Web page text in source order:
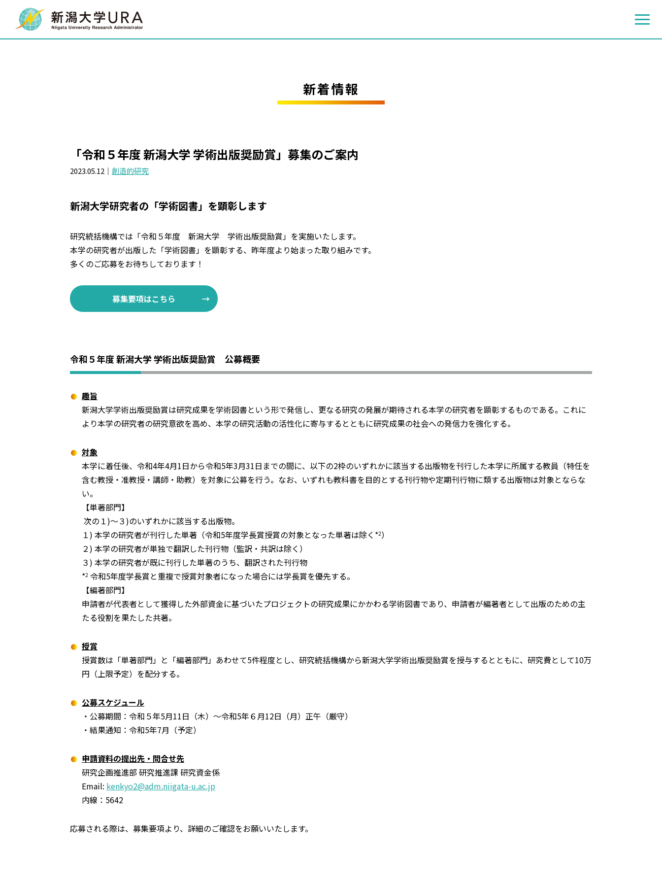
新着情報
「令和５年度 新潟大学 学術出版奨励賞」募集のご案内
2023.05.12｜ 創造的研究
新潟大学研究者の「学術図書」を顕彰します
研究統括機構では「令和５年度 新潟大学 学術出版奨励賞」を実施いたします。
本学の研究者が出版した「学術図書」を顕彰する、昨年度より始まった取り組みです。
多くのご応募をお待ちしております！
募集要項はこちら
令和５年度 新潟大学 学術出版奨励賞 公募概要
趣旨
新潟大学学術出版奨励賞は研究成果を学術図書という形で発信し、更なる研究の発展が期待される本学の研究者を顕彰するものである。これに
より本学の研究者の研究意欲を高め、本学の研究活動の活性化に寄与するとともに研究成果の社会への発信力を強化する。
対象
本学に着任後、令和4年4月1日から令和5年3月31日までの間に、以下の2枠のいずれかに該当する出版物を刊行した本学に所属する教員（特任を
含む教授・准教授・講師・助教）を対象に公募を行う。なお、いずれも教科書を目的とする刊行物や定期刊行物に類する出版物は対象とならな
い。
【単著部門】
次の１)～３)のいずれかに該当する出版物。
１) 本学の研究者が刊行した単著（令和5年度学長賞授賞の対象となった単著は除く*2）
２) 本学の研究者が単独で翻訳した刊行物（監訳・共訳は除く）
３) 本学の研究者が既に刊行した単著のうち、翻訳された刊行物
*2 令和5年度学長賞と重複で授賞対象者になった場合には学長賞を優先する。
【編著部門】
申請者が代表者として獲得した外部資金に基づいたプロジェクトの研究成果にかかわる学術図書であり、申請者が編著者として出版のための主
たる役割を果たした共著。
授賞
授賞数は「単著部門」と「編著部門」あわせて5件程度とし、研究統括機構から新潟大学学術出版奨励賞を授与するとともに、研究費として10万
円（上限予定）を配分する。
公募スケジュール
・公募期間：令和５年5月11日（木）〜令和5年６月12日（月）正午（厳守）
・結果通知：令和5年7月（予定）
申請資料の提出先・問合せ先
研究企画推進部 研究推進課 研究資金係
Email: kenkyo2@adm.niigata-u.ac.jp
内線：5642
応募される際は、募集要項より、詳細のご確認をお願いいたします。